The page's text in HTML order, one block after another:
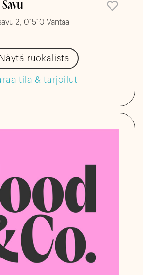
2, 01510 Vantaa
Näytä ruokalista
tila & tarjoilut